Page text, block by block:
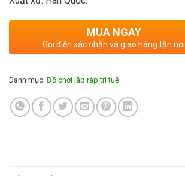
MUA NGAY
Gọi điện xác nhận và giao hàng tận nơi
Danh mục: Đồ chơi lắp ráp trí tuệ